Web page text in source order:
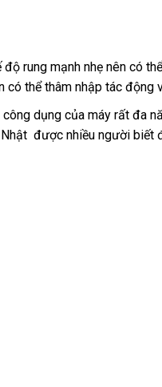
độ rung mạnh nhẹ nên có
địa
chỉ
có thể thâm nhập tác động
công dụng giá
rẻ
của máy tự
động
rất đa
địa
được nhiều người biết